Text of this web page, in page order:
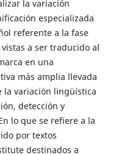
la variación
especializada
referente a la fase
a ser traducido al
en una
más amplia llevada
la variación lingüística
detección y
lo que se refiere a la
por textos
destinados a